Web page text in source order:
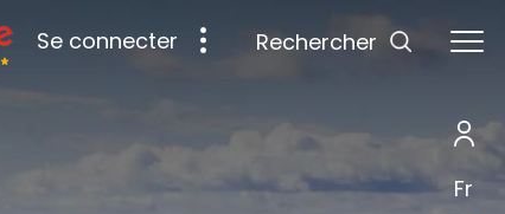
Fr
Se connecter Rechercher